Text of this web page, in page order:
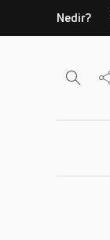
Nedir?